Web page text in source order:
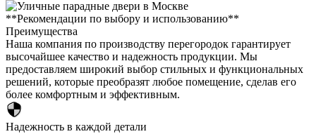
**Рекомендации по выбору и использованию**
Преимущества
Наша компания по производству перегородок гарантирует
высочайшее качество и надежность продукции. Мы
предоставляем широкий выбор стильных и функциональных
решений, которые преобразят любое помещение, сделав его
более комфортным и эффективным.
Надежность в каждой детали